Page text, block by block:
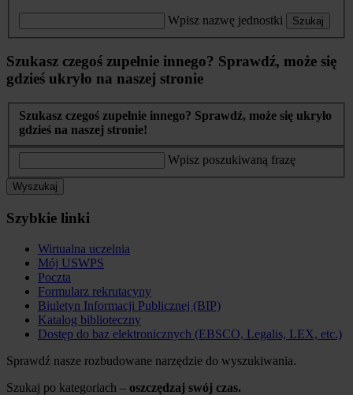
Wpisz nazwę jednostki Szukaj
Szukasz czegoś zupełnie innego? Sprawdź, może się
gdzieś ukryło na naszej stronie
Szukasz czegoś zupełnie innego? Sprawdź, może się ukryło
gdzieś na naszej stronie!
Wpisz poszukiwaną frazę
Wyszukaj
Szybkie linki
Wirtualna uczelnia
Mój USWPS
Poczta
Formularz rekrutacyny
Biuletyn Informacji Publicznej (BIP)
Katalog biblioteczny
Dostęp do baz elektronicznych (EBSCO, Legalis, LEX, etc.)
Sprawdź nasze rozbudowane narzędzie do wyszukiwania.
Szukaj po kategoriach – oszczędzaj swój czas.